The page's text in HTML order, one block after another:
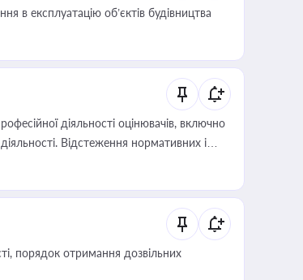
в експлуатацію об’єктів будівництва
діяльності оцінювачів, включно
Відстеження нормативних і
під час оподаткування,
оціночної діяльності
порядок отримання дозвільних